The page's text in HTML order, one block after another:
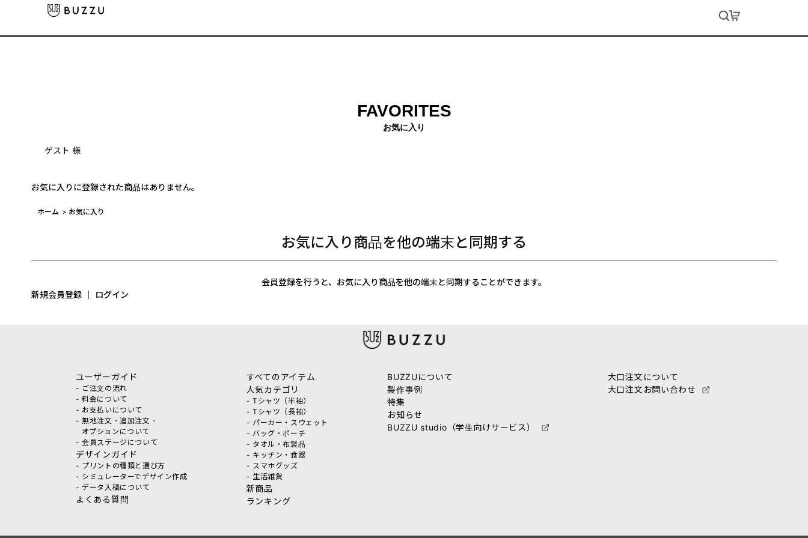
FAVORITES
お気に入り
ゲスト 様
お気に入りに登録された商品はありません。
ホーム > お気に入り
お気に入り商品を他の端末と同期する
会員登録を行うと、お気に入り商品を他の端末と同期することができます。
新規会員登録
ログイン
ユーザーガイド
- ご注文の流れ
- 料金について
- お支払いについて
- 無地注文・追加注文・
オプションについて
- 会員ステージについて
デザインガイド
- プリントの種類と選び方
- シミュレーターでデザイン作成
- データ入稿について
よくある質問
すべてのアイテム
人気カテゴリ
- Tシャツ（半袖）
- Tシャツ（長袖）
- パーカー・スウェット
- バッグ・ポーチ
- タオル・布製品
- キッチン・食器
- スマホグッズ
- 生活雑貨
新商品
ランキング
BUZZUについて
製作事例
特集
お知らせ
BUZZU studio（学生向けサービス）
大口注文について
大口注文お問い合わせ